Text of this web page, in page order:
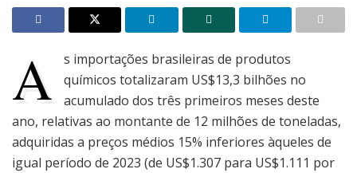
A
s importações brasileiras de produtos
químicos totalizaram US$13,3 bilhões no
acumulado dos três primeiros meses deste
ano, relativas ao montante de 12 milhões de toneladas,
adquiridas a preços médios 15% inferiores àqueles de
igual período de 2023 (de US$1.307 para US$1.111 por